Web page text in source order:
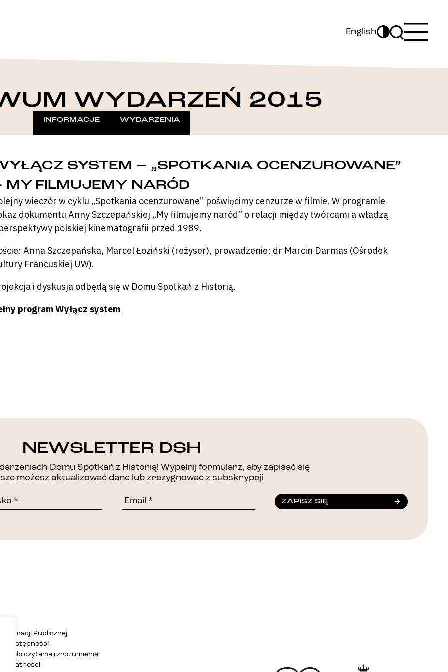
English
WYDARZEŃ 2015
INFORMACJE WYDARZENIA
SYSTEM – „SPOTKANIA OCENZUROWANE”
MY FILMUJEMY NARÓD
wieczór w cyklu „Spotkania ocenzurowane” poświęcimy cenzurze w filmie. W programie
dokumentu Anny Szczepańskiej „My filmujemy naród” o relacji między twórcami a władzą
polskiej kinematografii przed 1989.
Anna Szczepańska, Marcel Łoziński (reżyser), prowadzenie: dr Marcin Darmas (Ośrodek
Francuskiej UW).
i dyskusja odbędą się w Domu Spotkań z Historią.
program Wyłącz system
DZIĘKUJEMY!
NEWSLETTER DSH
Domu Spotkań z Historią! Wypełnij formularz, aby zapisać się
możesz aktualizować dane lub zrezygnować z subskrypcji
ZAPISZ SIĘ
Publicznej
dostępności
do czytania i zrozumienia